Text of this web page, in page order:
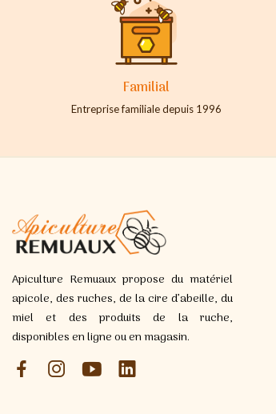
Familial
Entreprise familiale depuis 1996
Apiculture Remuaux propose du matériel
apicole, des ruches, de la cire d’abeille, du
miel et des produits de la ruche,
disponibles en ligne ou en magasin.